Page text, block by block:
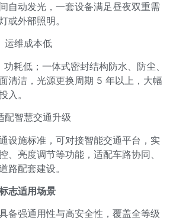
自动发光，一套设备满足昼夜双重需
或外部照明。
运维成本低
耗低；一体式密封结构防水、防尘、
清洁，光源更换周期 5 年以上，大幅
入。
配智慧交通升级
设施标准，可对接智能交通平台，实
、亮度调节等功能，适配车路协同、
路配套建设。
志适用场景
备强通用性与高安全性，覆盖全等级